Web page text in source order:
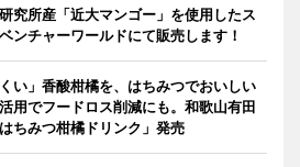
究所産「近大マンゴー」を使用したス
ンチャーワールドにて販売します！
い」香酸柑橘を、はちみつでおいしい
用でフードロス削減にも。和歌山有田
ちみつ柑橘ドリンク」発売